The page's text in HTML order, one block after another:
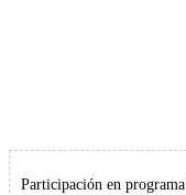
Participación en programa